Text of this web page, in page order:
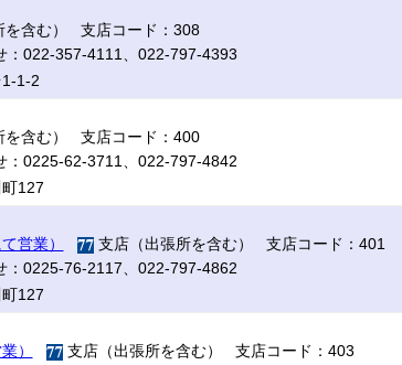
を含む） 支店コード：308
：022-357-4111、022-797-4393
1-2
を含む） 支店コード：400
：0225-62-3711、022-797-4842
127
営業）
支店（出張所を含む） 支店コード：401
：0225-76-2117、022-797-4862
127
）
支店（出張所を含む） 支店コード：403